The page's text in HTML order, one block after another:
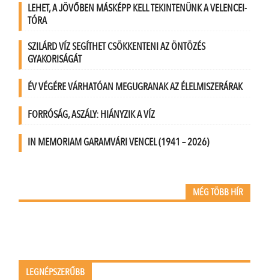
LEHET, A JÖVŐBEN MÁSKÉPP KELL TEKINTENÜNK A VELENCEI-
TÓRA
SZILÁRD VÍZ SEGÍTHET CSÖKKENTENI AZ ÖNTÖZÉS
GYAKORISÁGÁT
ÉV VÉGÉRE VÁRHATÓAN MEGUGRANAK AZ ÉLELMISZERÁRAK
FORRÓSÁG, ASZÁLY: HIÁNYZIK A VÍZ
IN MEMORIAM GARAMVÁRI VENCEL (1941 – 2026)
MÉG TÖBB HÍR
LEGNÉPSZERŰBB